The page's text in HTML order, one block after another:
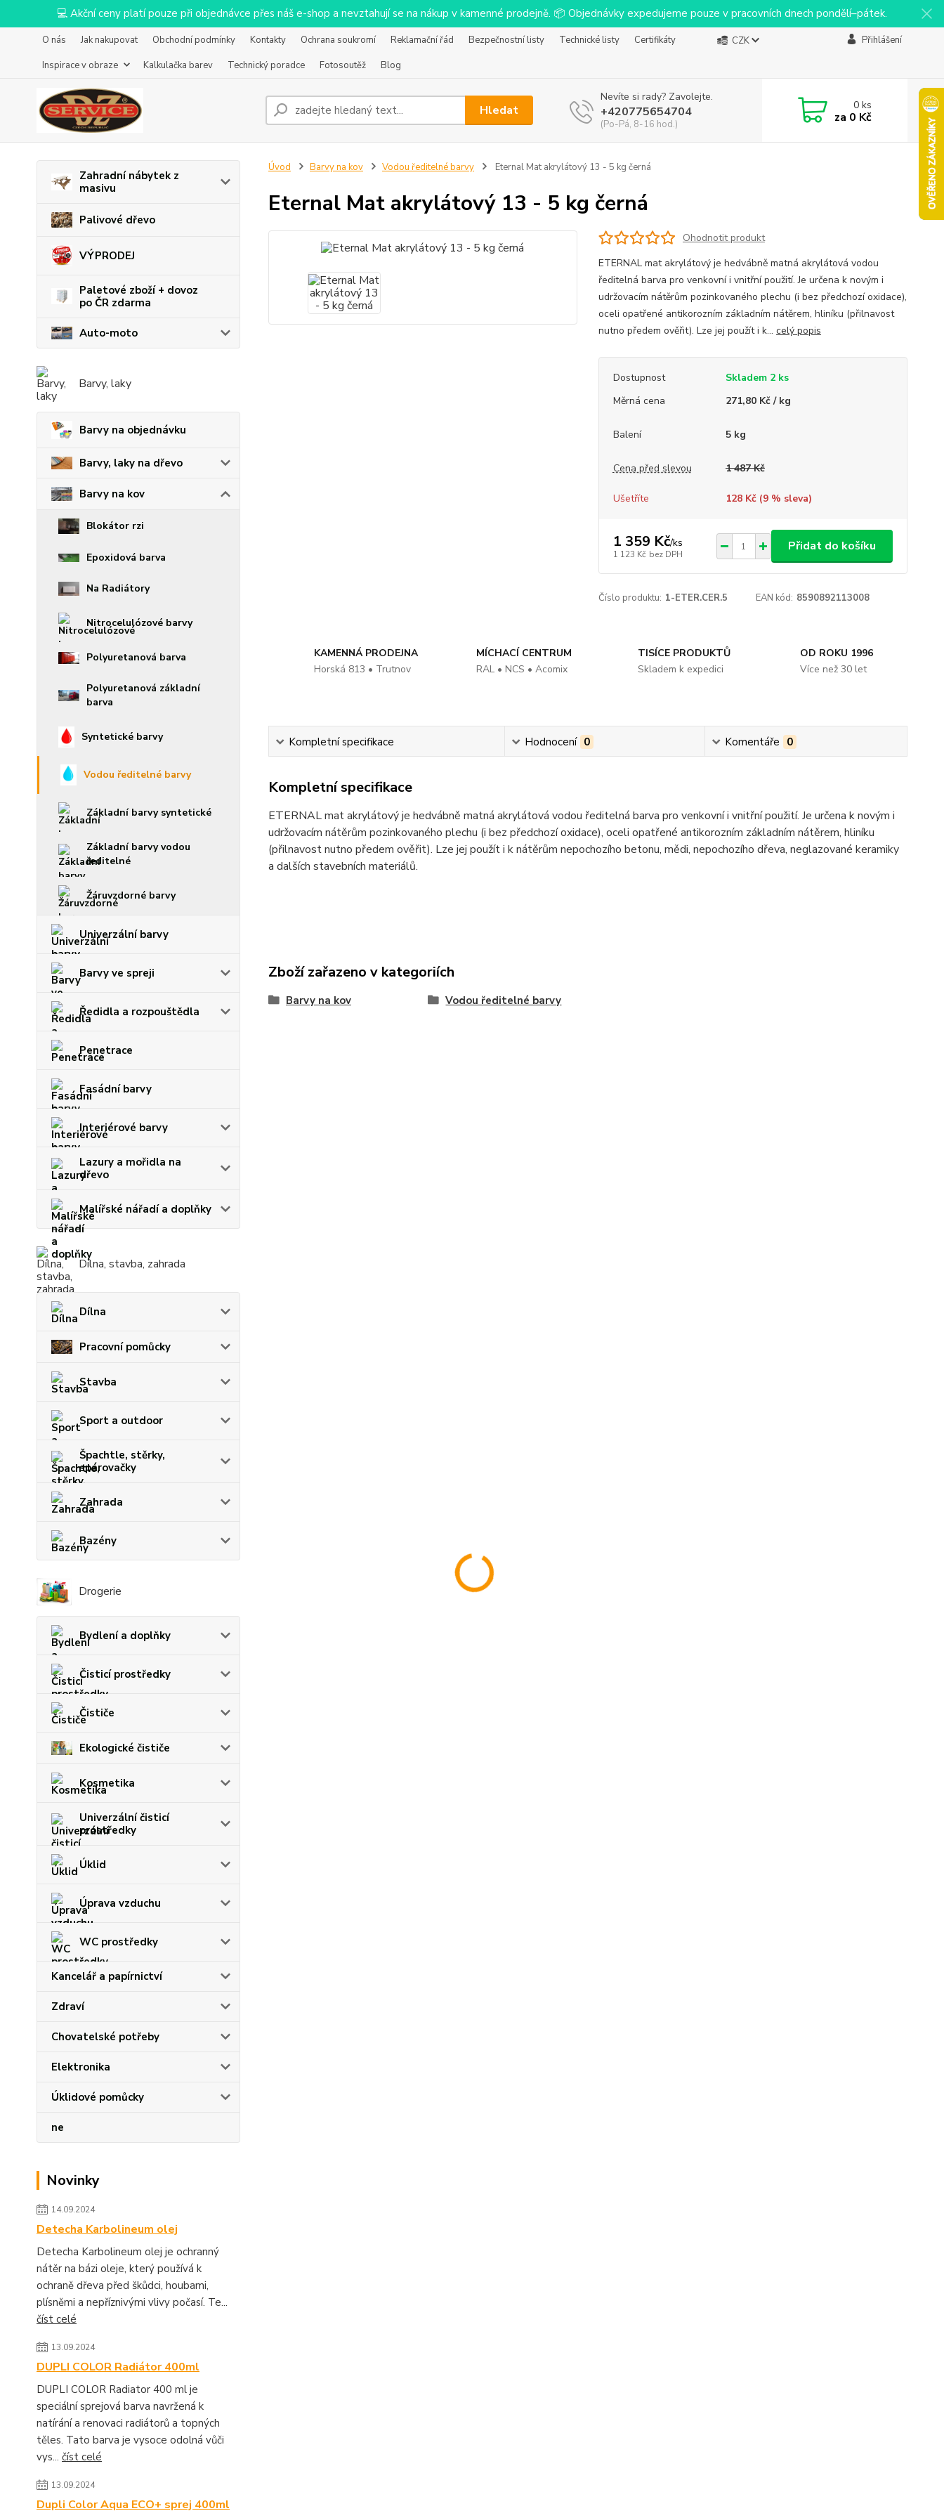
💻 Akční ceny platí pouze při objednávce přes náš e-shop a nevztahují se na nákup v kamenné prodejně. 📦 Objednávky expedujeme pouze v pracovních dnech pondělí–pátek.
O nás Jak nakupovat Obchodní podmínky Kontakty Ochrana soukromí Reklamační řád Bezpečnostní listy Technické listy
Certifikáty
Inspirace v obraze
Kalkulačka barev Technický poradce Fotosoutěž Blog
CZK Přihlášení
Hledat
Nevíte si rady? Zavolejte.
+420775654704
(Po-Pá, 8-16 hod.)
0ks
za 0 Kč
Zahradní nábytek z
masivu
Palivové dřevo
VÝPRODEJ
Paletové zboží + dovoz
po ČR zdarma
Auto-moto
Barvy, laky
Barvy na objednávku
Barvy, laky na dřevo
Barvy na kov
Blokátor rzi
Epoxidová barva
Na Radiátory
Nitrocelulózové barvy
Polyuretanová barva
Polyuretanová základní
barva
Syntetické barvy
Vodou ředitelné barvy
Základní barvy syntetické
Základní barvy vodou
ředitelné
Žáruvzdorné barvy
Univerzální barvy
Barvy ve spreji
Ředidla a rozpouštědla
Penetrace
Fasádní barvy
Interiérové barvy
Lazury a mořidla na
dřevo
Malířské nářadí a doplňky
Dílna, stavba, zahrada
Dílna
Pracovní pomůcky
Stavba
Sport a outdoor
Špachtle, stěrky,
spárovačky
Zahrada
Bazény
Drogerie
Bydlení a doplňky
Čisticí prostředky
Čističe
Ekologické čističe
Kosmetika
Univerzální čisticí
prostředky
Úklid
Úprava vzduchu
WC prostředky
Kancelář a papírnictví
Zdraví
Chovatelské potřeby
Elektronika
Úklidové pomůcky
ne
Novinky
14.09.2024
Detecha Karbolineum olej
Detecha Karbolineum olej je ochranný
nátěr na bázi oleje, který používá k
ochraně dřeva před škůdci, houbami,
plísněmi a nepříznivými vlivy počasí. Te...
číst celé
13.09.2024
DUPLI COLOR Radiátor 400ml
DUPLI COLOR Radiator 400 ml je
speciální sprejová barva navržená k
natírání a renovaci radiátorů a topných
těles. Tato barva je vysoce odolná vůči
vys... číst celé
13.09.2024
Dupli Color Aqua ECO+ sprej 400ml
Úvod Barvy na kov Vodou ředitelné barvy Eternal Mat akrylátový 13 - 5 kg černá
Eternal Mat akrylátový 13 - 5 kg černá
Ohodnotit produkt
ETERNAL mat akrylátový je hedvábně matná akrylátová vodou
ředitelná barva pro venkovní i vnitřní použití. Je určena k novým i
udržovacím nátěrům pozinkovaného plechu (i bez předchozí oxidace),
oceli opatřené antikorozním základním nátěrem, hliníku (přilnavost
nutno předem ověřit). Lze jej použít i k... celý popis
Dostupnost
Skladem 2 ks
Měrná cena
271,80 Kč / kg
Balení 5 kg
Cena před slevou 1 487 Kč
Ušetříte 128 Kč (9% sleva)
1 359 Kč/ks
1 123 Kč bez DPH
Přidat do košíku
Číslo produktu: 1-ETER.CER.5 EAN kód: 8590892113008
KAMENNÁ PRODEJNA
Horská 813 • Trutnov
MÍCHACÍ CENTRUM
RAL • NCS • Acomix
TISÍCE PRODUKTŮ
Skladem k expedici
OD ROKU 1996
Více než 30 let
Kompletní specifikace Hodnocení 0 Komentáře 0
Kompletní specifikace
ETERNAL mat akrylátový je hedvábně matná akrylátová vodou ředitelná barva pro venkovní i vnitřní použití. Je určena k novým i
udržovacím nátěrům pozinkovaného plechu (i bez předchozí oxidace), oceli opatřené antikorozním základním nátěrem, hliníku
(přilnavost nutno předem ověřit). Lze jej použít i k nátěrům nepochozího betonu, mědi, nepochozího dřeva, neglazované keramiky
a dalších stavebních materiálů.
Zboží zařazeno v kategoriích
Barvy na kov Vodou ředitelné barvy